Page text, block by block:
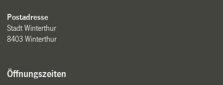
Postadresse
Stadt Winterthur
8403 Winterthur
Öffnungszeiten